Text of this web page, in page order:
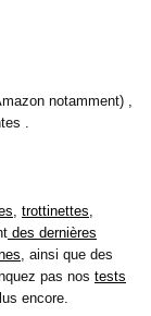
notamment) ,
.
, trottinettes,
des dernières
, ainsi que des
pas nos tests
encore.